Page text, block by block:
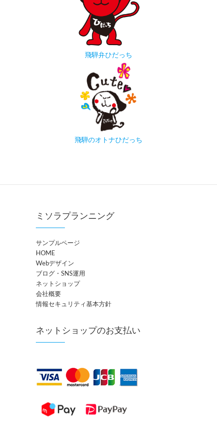
飛騨弁ひだっち
飛騨のオトナひだっち
ミソラプランニング
サンプルページ
HOME
Webデザイン
ブログ・SNS運用
ネットショップ
会社概要
情報セキュリティ基本方針
ネットショップのお支払い